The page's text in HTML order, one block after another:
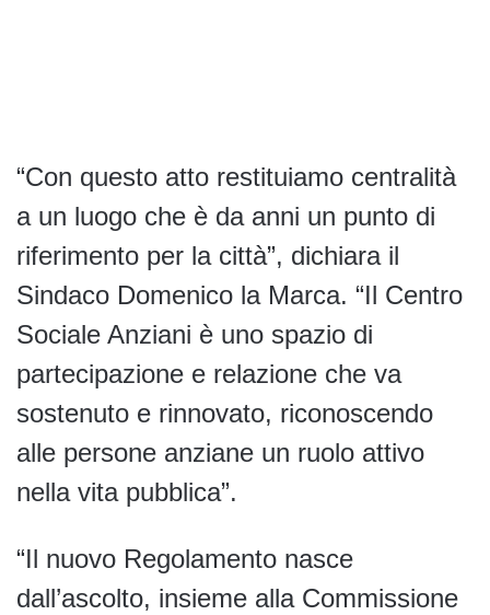
“Con questo atto restituiamo centralità
a un luogo che è da anni un punto di
riferimento per la città”, dichiara il
Sindaco Domenico la Marca. “Il Centro
Sociale Anziani è uno spazio di
partecipazione e relazione che va
sostenuto e rinnovato, riconoscendo
alle persone anziane un ruolo attivo
nella vita pubblica”.
“Il nuovo Regolamento nasce
dall’ascolto, insieme alla Commissione